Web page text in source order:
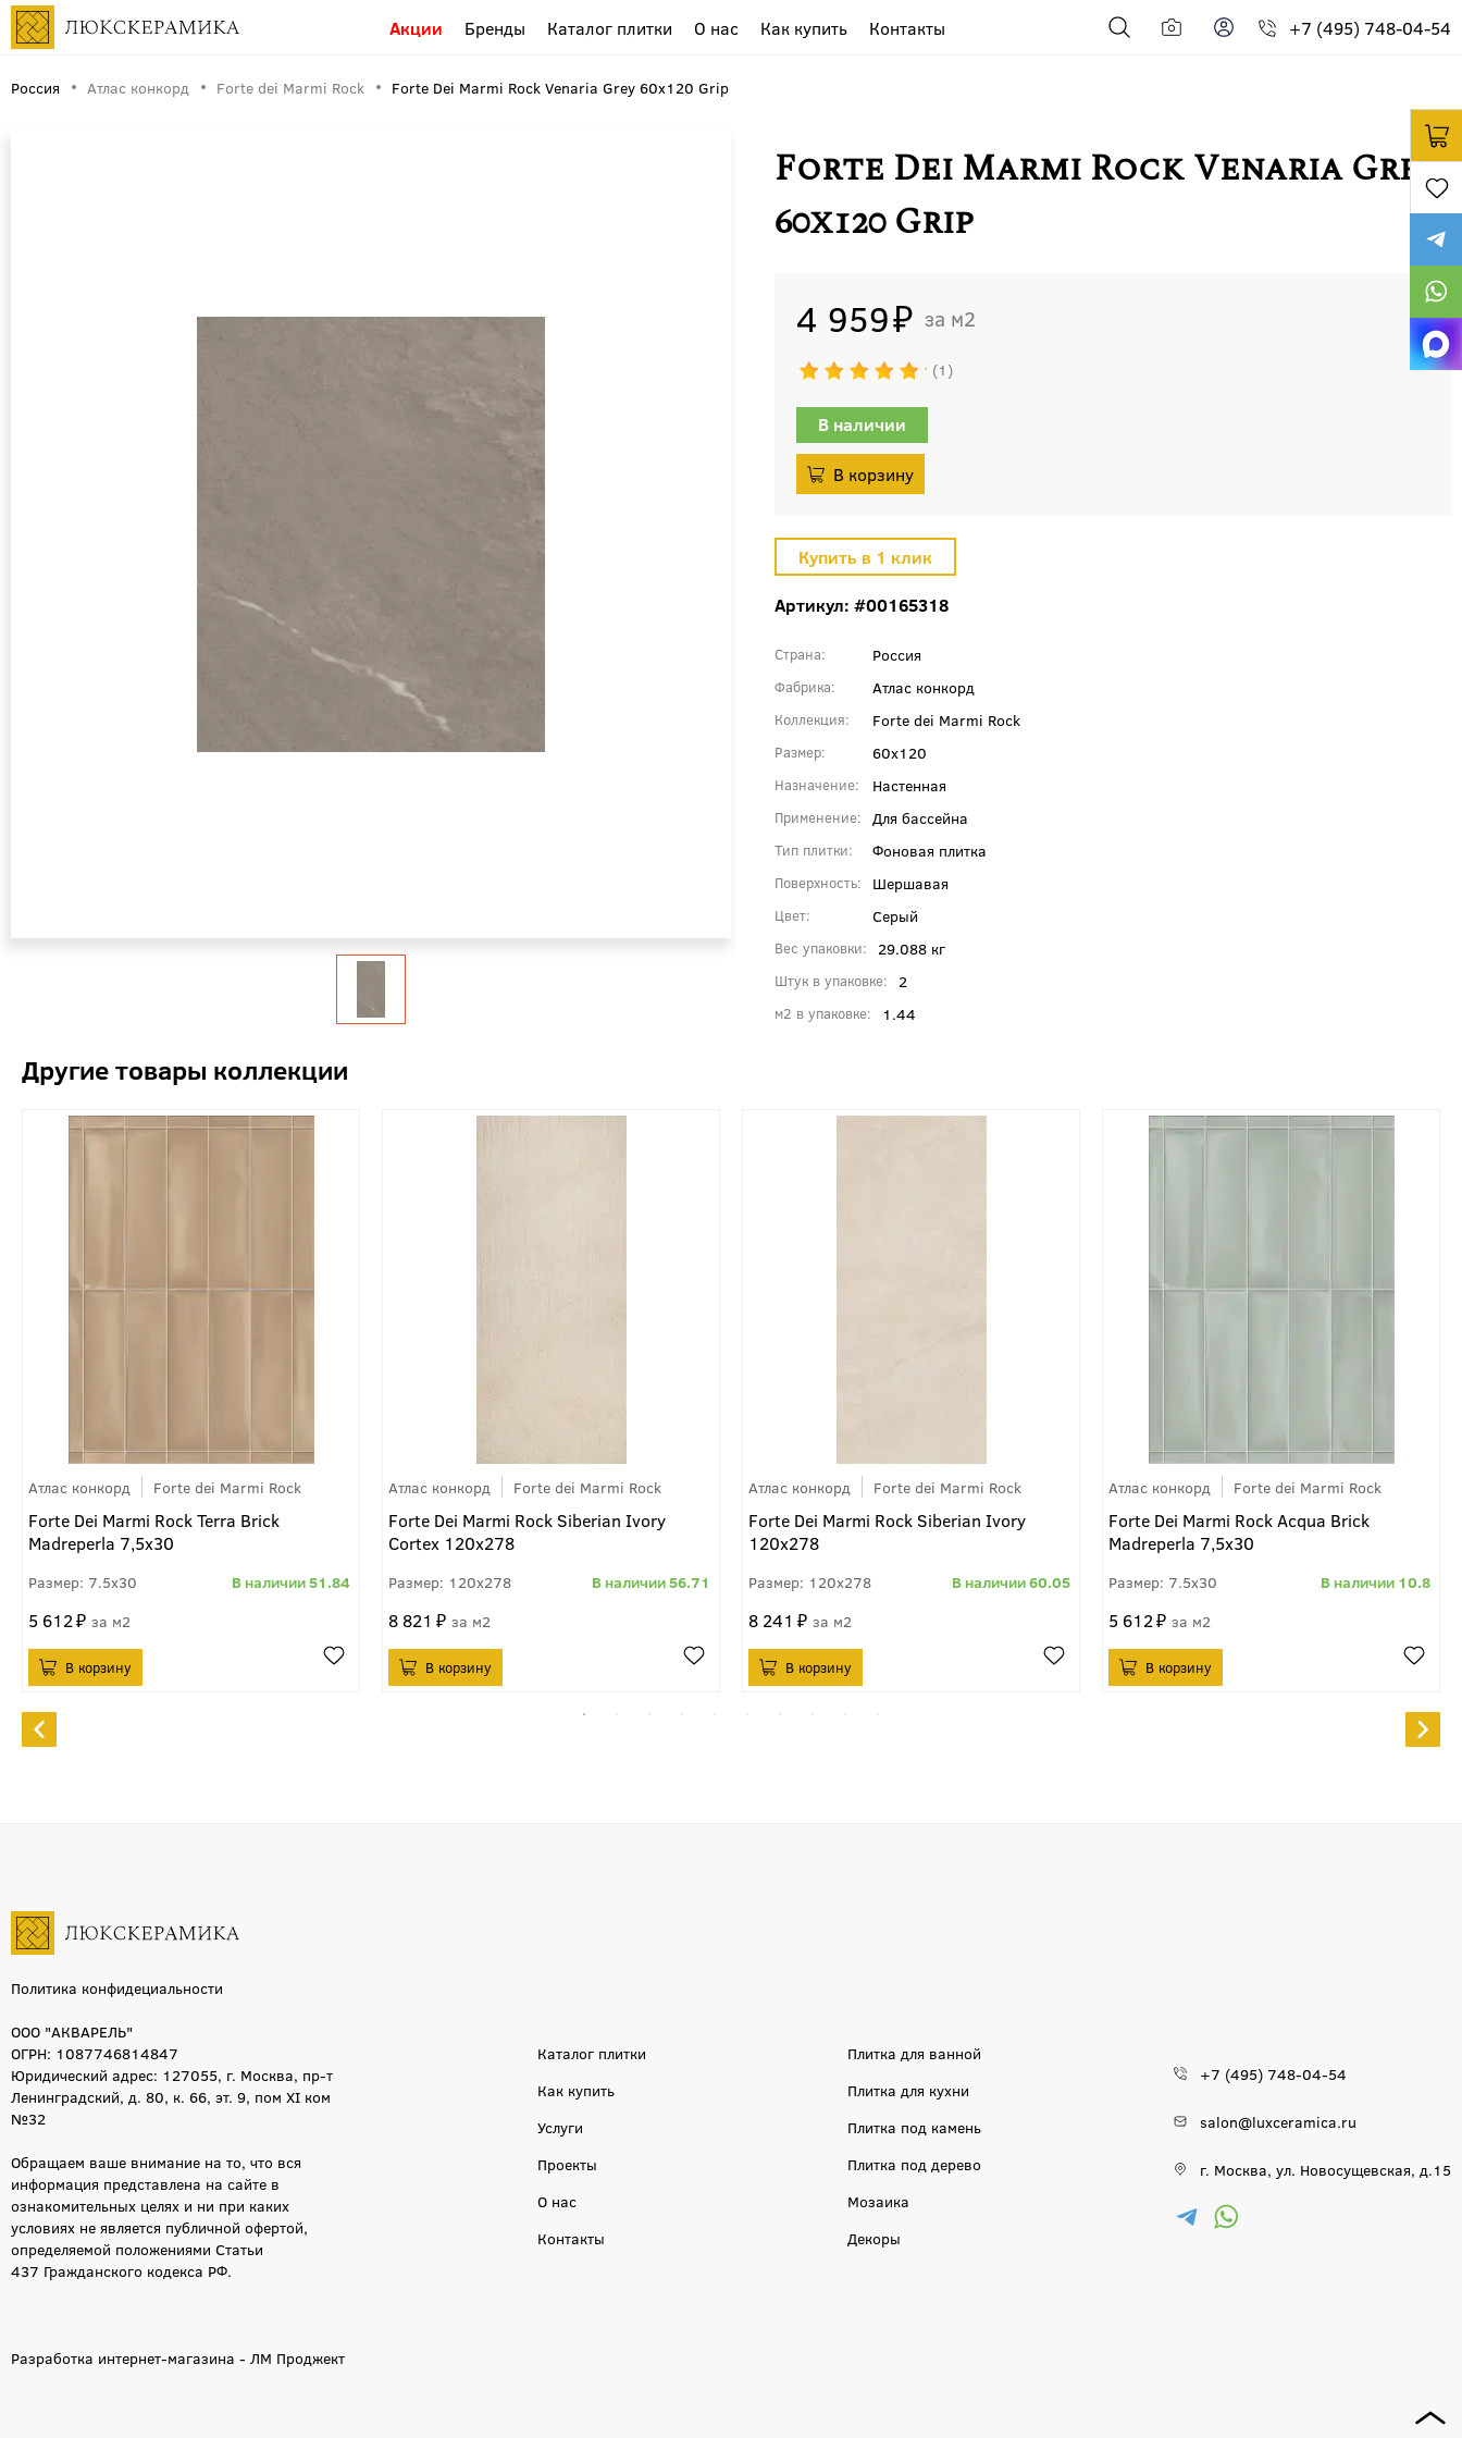
Акции Бренды Каталог плитки О нас Как купить Контакты +7 (495) 748-04-54
Россия Атлас конкорд Forte dei Marmi Rock Forte Dei Marmi Rock Venaria Grey 60x120 Grip
Forte Dei Marmi Rock Venaria Grey
60x120 Grip
4 959 м2
1
В наличии
Артикул: #00165318
Страна Россия
Фабрика Атлас конкорд
Коллекция Forte dei Marmi Rock
Размер 60x120
Назначение Настенная
Применение Для бассейна
Тип плитки Фоновая плитка
Поверхность Шершавая
Цвет Серый
Вес упаковки 29.088 кг
Штук в упаковке 2
м2 в упаковке 1.44
Атлас конкорд Forte dei Marmi Rock
Forte Dei Marmi Rock Terra Brick
Madreperla 7,5x30
7.5x30 51.84
5 612 м2
Атлас конкорд Forte dei Marmi Rock
Forte Dei Marmi Rock Siberian Ivory
Cortex 120x278
120x278 56.71
8 821 м2
Атлас конкорд Forte dei Marmi Rock
Forte Dei Marmi Rock Siberian Ivory
120x278
120x278 60.05
8 241 м2
Атлас конкорд Forte dei Marmi Rock
Forte Dei Marmi Rock Acqua Brick
Madreperla 7,5x30
7.5x30 10.8
5 612 м2
Политика конфидециальности
ООО "АКВАРЕЛЬ"
ОГРН: 1087746814847
Юридический адрес: 127055, г. Москва, пр-т
Ленинградский, д. 80, к. 66, эт. 9, пом XI ком
№32
Обращаем ваше внимание на то, что вся
информация представлена на сайте в
ознакомительных целях и ни при каких
условиях не является публичной офертой,
определяемой положениями Статьи
437 Гражданского кодекса РФ.
Разработка интернет-магазина - ЛМ Проджект
Каталог плитки
Как купить
Услуги
Проекты
О нас
Контакты
Плитка для ванной
Плитка для кухни
Плитка под камень
Плитка под дерево
Мозаика
Декоры
+7 (495) 748-04-54
salon@luxceramica.ru
г. Москва, ул. Новосущевская, д.15